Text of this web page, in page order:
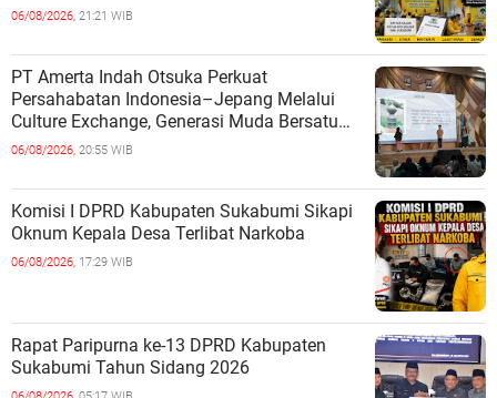
06/08/2026, 21:21 WIB
PT Amerta Indah Otsuka Perkuat
Persahabatan Indonesia–Jepang Melalui
Culture Exchange, Generasi Muda Bersatu
Wujudkan Masa Depan Berkelanjutan
06/08/2026, 20:55 WIB
Komisi I DPRD Kabupaten Sukabumi Sikapi
Oknum Kepala Desa Terlibat Narkoba
06/08/2026, 17:29 WIB
Rapat Paripurna ke-13 DPRD Kabupaten
Sukabumi Tahun Sidang 2026